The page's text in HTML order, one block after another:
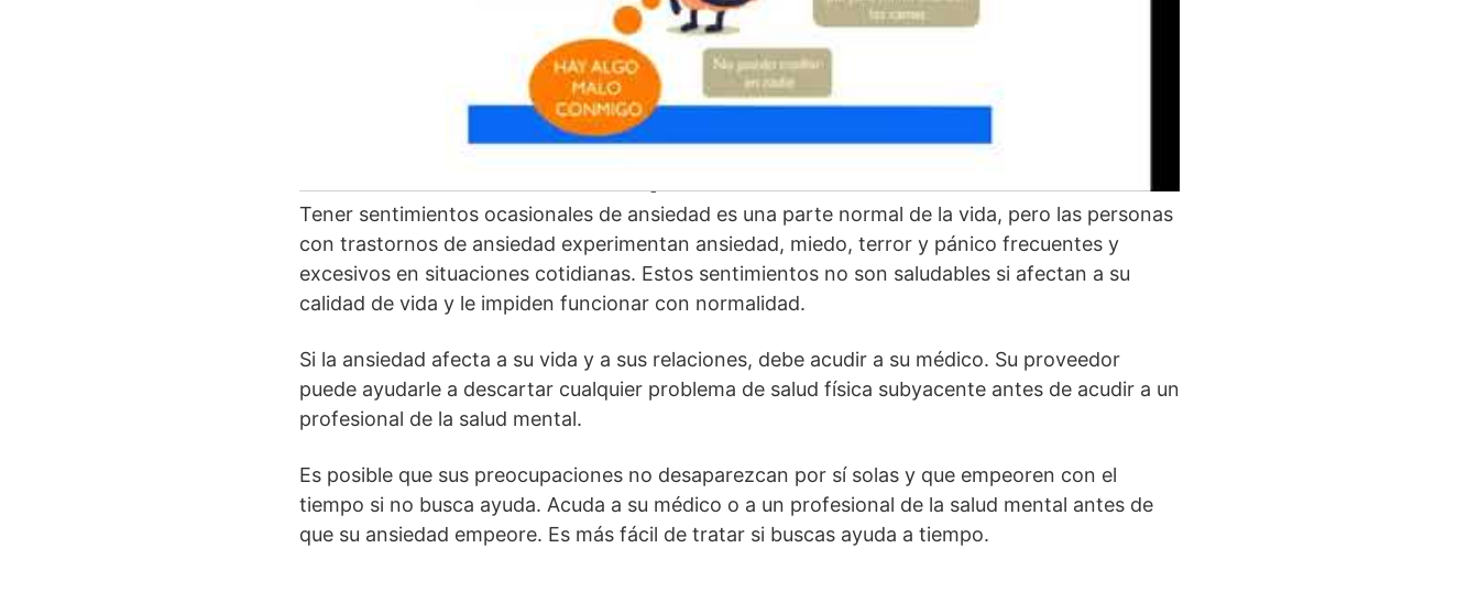
Tener sentimientos ocasionales de ansiedad es una parte normal de la vida, pero las personas
con trastornos de ansiedad experimentan ansiedad, miedo, terror y pánico frecuentes y
excesivos en situaciones cotidianas. Estos sentimientos no son saludables si afectan a su
calidad de vida y le impiden funcionar con normalidad.
Si la ansiedad afecta a su vida y a sus relaciones, debe acudir a su médico. Su proveedor
puede ayudarle a descartar cualquier problema de salud física subyacente antes de acudir a un
profesional de la salud mental.
Es posible que sus preocupaciones no desaparezcan por sí solas y que empeoren con el
tiempo si no busca ayuda. Acuda a su médico o a un profesional de la salud mental antes de
que su ansiedad empeore. Es más fácil de tratar si buscas ayuda a tiempo.